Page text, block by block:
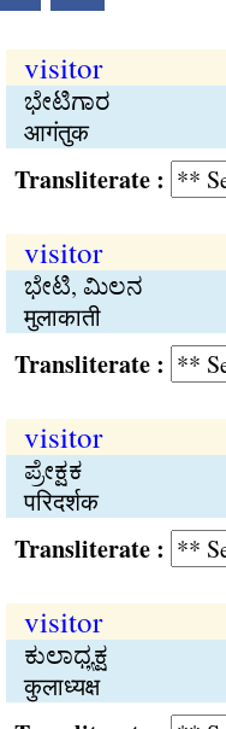
visitor
ಭೇಟಿಗಾರ
आगंतुक
:
visitor
ಭೇಟಿ, ಮಿಲನ
मुलाकाती
:
visitor
ಪ್ರೇಕ್ಷಕ
परिदर्शक
:
visitor
ಕುಲಾಧ್ಯಕ್ಷ
कुलाध्यक्ष